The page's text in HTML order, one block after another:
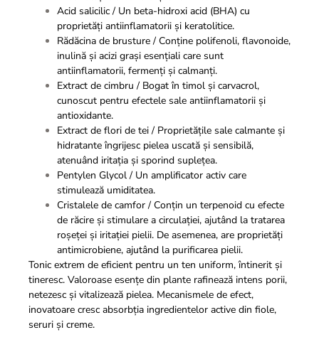
Acid salicilic / Un beta-hidroxi acid (BHA) cu
proprietăți antiinflamatorii și keratolitice.
Rădăcina de brusture / Conține polifenoli, flavonoide,
inulină și acizi grași esențiali care sunt
antiinflamatorii, fermenți și calmanți.
Extract de cimbru / Bogat în timol și carvacrol,
cunoscut pentru efectele sale antiinflamatorii și
antioxidante.
Extract de flori de tei / Proprietățile sale calmante și
hidratante îngrijesc pielea uscată și sensibilă,
atenuând iritația și sporind suplețea.
Pentylen Glycol / Un amplificator activ care
stimulează umiditatea.
Cristalele de camfor / Conțin un terpenoid cu efecte
de răcire și stimulare a circulației, ajutând la tratarea
roșeței și iritației pielii. De asemenea, are proprietăți
antimicrobiene, ajutând la purificarea pielii.
Tonic extrem de eficient pentru un ten uniform, întinerit și
tineresc. Valoroase esențe din plante rafinează intens porii,
netezesc și vitalizează pielea. Mecanismele de efect,
inovatoare cresc absorbția ingredientelor active din fiole,
seruri și creme.